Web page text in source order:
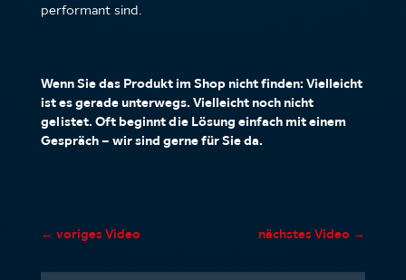
performant sind.
Wenn Sie das Produkt im Shop nicht finden: Vielleicht
ist es gerade unterwegs. Vielleicht noch nicht
gelistet. Oft beginnt die Lösung einfach mit einem
Gespräch – wir sind gerne für Sie da.
← voriges Video nächstes Video →